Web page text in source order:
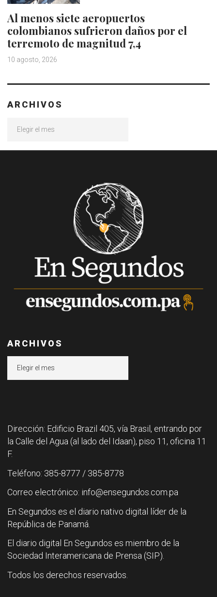
Al menos siete aeropuertos
colombianos sufrieron daños por el
terremoto de magnitud 7,4
10 agosto, 2026
ARCHIVOS
ARCHIVOS
Dirección: Edificio Brazil 405, vía Brasil, entrando por
la Calle del Agua (al lado del Idaan), piso 11, oficina 11
F.
Teléfono: 385-8777 / 385-8778
Correo electrónico: info@ensegundos.com.pa
En Segundos es el diario nativo digital líder de la
República de Panamá.
El diario digital En Segundos es miembro de la
Sociedad Interamericana de Prensa (SIP).
Todos los derechos reservados.